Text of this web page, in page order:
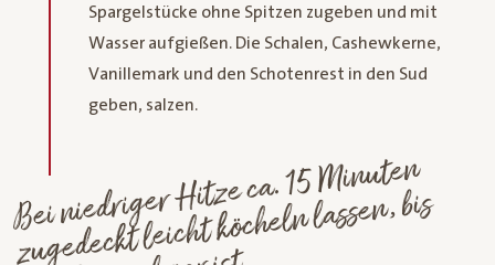
Spargelstücke ohne Spitzen zugeben und mit
Wasser aufgießen. Die Schalen, Cashewkerne,
Vanillemark und den Schotenrest in den Sud
geben, salzen.
Bei niedriger
Hitze ca. 15
Minuten
zugedeckt leicht köcheln lassen, bis